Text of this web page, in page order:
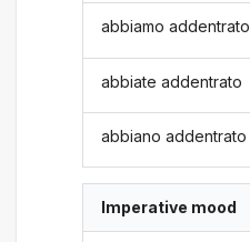
abbiamo addentrato
abbiate addentrato
abbiano addentrato
Imperative mood